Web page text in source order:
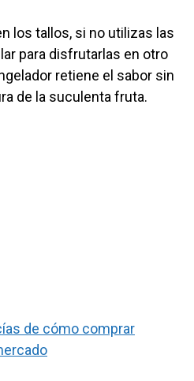
los tallos, si no utilizas las
para disfrutarlas en otro
retiene el sabor sin
de la suculenta fruta.
de cómo comprar